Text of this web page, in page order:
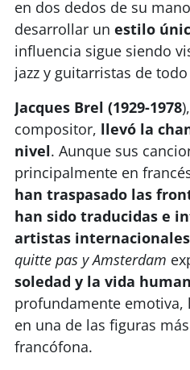
en dos dedos de su
desarrollar un estilo
influencia sigue siendo
jazz y guitarristas de
Jacques Brel (1929-1978
compositor, llevó la
nivel. Aunque sus
principalmente en
han traspasado las
han sido traducidas e
artistas internacionales
quitte pas y Amsterdam
soledad y la vida
profundamente emotiva,
en una de las figuras
francófona.